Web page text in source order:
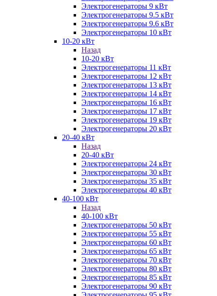
Электрогенераторы 9 кВт
Электрогенераторы 9.5 кВт
Электрогенераторы 9.6 кВт
Электрогенераторы 10 кВт
10-20 кВт
Назад
10-20 кВт
Электрогенераторы 11 кВт
Электрогенераторы 12 кВт
Электрогенераторы 13 кВт
Электрогенераторы 14 кВт
Электрогенераторы 16 кВт
Электрогенераторы 17 кВт
Электрогенераторы 19 кВт
Электрогенераторы 20 кВт
20-40 кВт
Назад
20-40 кВт
Электрогенераторы 24 кВт
Электрогенераторы 30 кВт
Электрогенераторы 35 кВт
Электрогенераторы 40 кВт
40-100 кВт
Назад
40-100 кВт
Электрогенераторы 50 кВт
Электрогенераторы 55 кВт
Электрогенераторы 60 кВт
Электрогенераторы 65 кВт
Электрогенераторы 70 кВт
Электрогенераторы 80 кВт
Электрогенераторы 85 кВт
Электрогенераторы 90 кВт